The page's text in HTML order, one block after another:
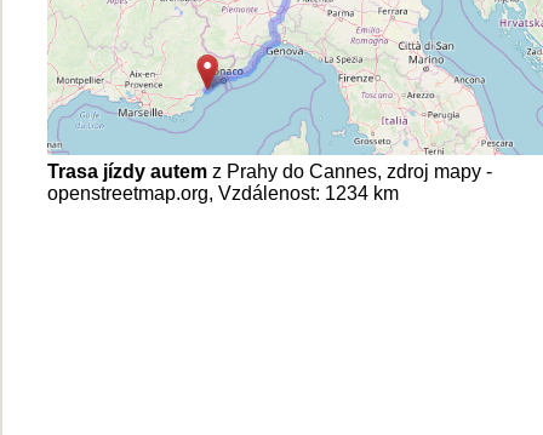
Trasa jízdy autem z Prahy do Cannes, zdroj mapy -
openstreetmap.org, Vzdálenost: 1234 km